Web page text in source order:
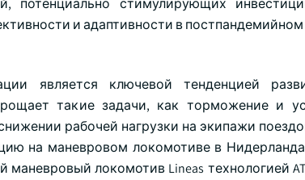
потенциально стимулирующих
и адаптивности в
является ключевой тенденцией
такие задачи, как торможение и
рабочей нагрузки на экипажи
на маневровом локомотиве в
маневровый локомотив Lineas технологией